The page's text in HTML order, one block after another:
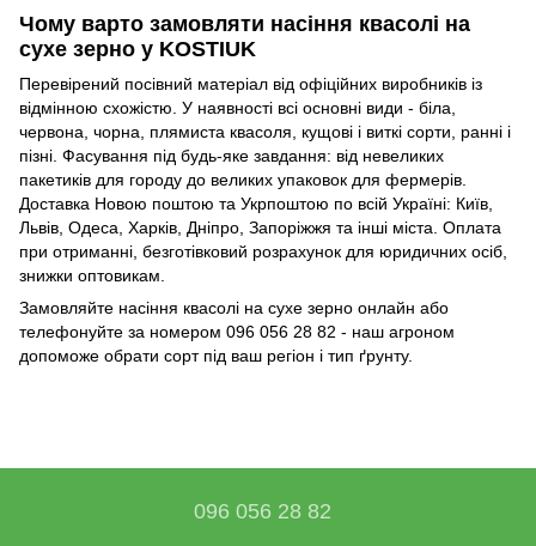
Чому варто замовляти насіння квасолі на
сухе зерно у KOSTIUK
Перевірений посівний матеріал від офіційних виробників із
відмінною схожістю. У наявності всі основні види - біла,
червона, чорна, плямиста квасоля, кущові і виткі сорти, ранні і
пізні. Фасування під будь-яке завдання: від невеликих
пакетиків для городу до великих упаковок для фермерів.
Доставка Новою поштою та Укрпоштою по всій Україні: Київ,
Львів, Одеса, Харків, Дніпро, Запоріжжя та інші міста. Оплата
при отриманні, безготівковий розрахунок для юридичних осіб,
знижки оптовикам.
Замовляйте насіння квасолі на сухе зерно онлайн або
телефонуйте за номером 096 056 28 82 - наш агроном
допоможе обрати сорт під ваш регіон і тип ґрунту.
096 056 28 82